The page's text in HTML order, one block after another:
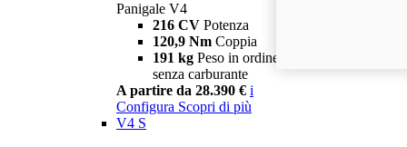
Panigale V4
216 CV Potenza
120,9 Nm Coppia
191 kg Peso in ordine di marcia
senza carburante
A partire da 28.390 € i
Configura Scopri di più
V4 S